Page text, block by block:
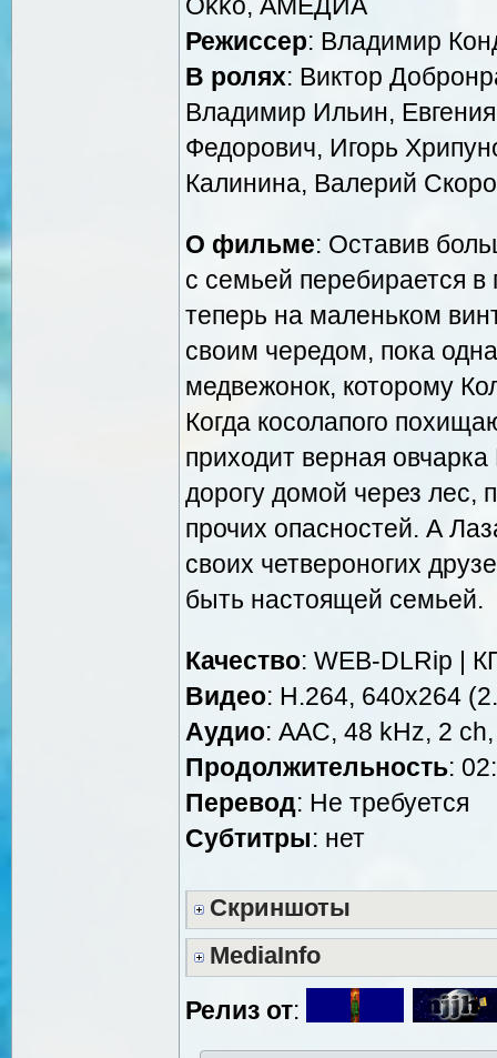
Режиссер: Владимир
В ролях: Виктор
Владимир Ильин,
Федорович, Игорь
Калинина, Валерий
О фильме: Оставив
с семьей перебирается в
теперь на маленьком
своим чередом, пока
медвежонок, которому
Когда косолапого
приходит верная
дорогу домой через лес,
прочих опасностей. А
своих четвероногих
быть настоящей семьей.
Качество: WEB-DLRip |
Видео: Н.264, 640x264
Аудио: AAC, 48 kHz, 2
Продолжительность:
Перевод: Не требуется
Cубтитры: нет
Скриншоты
MediaInfo
Релиз от: